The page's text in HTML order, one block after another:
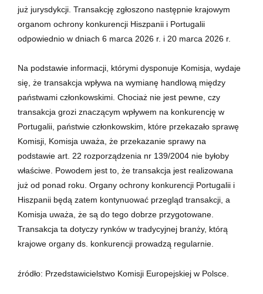
już jurysdykcji. Transakcję zgłoszono następnie krajowym
organom ochrony konkurencji Hiszpanii i Portugalii
odpowiednio w dniach 6 marca 2026 r. i 20 marca 2026 r.
Na podstawie informacji, którymi dysponuje Komisja, wydaje
się, że transakcja wpływa na wymianę handlową między
państwami członkowskimi. Chociaż nie jest pewne, czy
transakcja grozi znaczącym wpływem na konkurencję w
Portugalii, państwie członkowskim, które przekazało sprawę
Komisji, Komisja uważa, że przekazanie sprawy na
podstawie art. 22 rozporządzenia nr 139/2004 nie byłoby
właściwe. Powodem jest to, że transakcja jest realizowana
już od ponad roku. Organy ochrony konkurencji Portugalii i
Hiszpanii będą zatem kontynuować przegląd transakcji, a
Komisja uważa, że są do tego dobrze przygotowane.
Transakcja ta dotyczy rynków w tradycyjnej branży, którą
krajowe organy ds. konkurencji prowadzą regularnie.
źródło: Przedstawicielstwo Komisji Europejskiej w Polsce.